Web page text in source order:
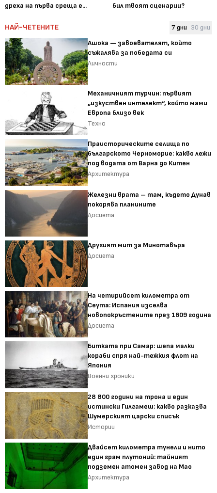
дреха на първа среща е... бил твоят сценарии?
НАЙ-ЧЕТЕНИТЕ 7 дни 30 дни
Ашока — завоевателят, който
съжалява за победата си
Личности
Механичният турчин: първият
„изкуствен интелект“, който мами
Европа близо век
Техно
Праисторическите селища по
българското Черноморие: какво лежи
под водата от Варна до Китен
Архитектура
Железни врата – там, където Дунав
покорява планините
Досиета
Другият мит за Минотавъра
Досиета
На четирийсет километра от
Сеута: Испания изселва
новопокръстените през 1609 година
Досиета
Битката при Самар: шепа малки
кораби спря най-тежкия флот на
Япония
Военни хроники
28 800 години на трона и един
истински Гилгамеш: какво разказва
Шумерският царски списък
Истории
Двайсет километра тунели и нито
един грам плутоний: тайният
подземен атомен завод на Мао
Архитектура